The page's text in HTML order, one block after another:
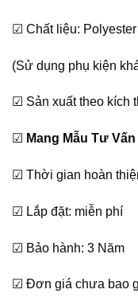
☑ Chất liệu:
(Sử dụng phụ kiện
☑ Sản xuất theo kích
☑ Mang Mẫu Tư
☑ Thời gian hoàn
☑ Lắp đặt: miễn phí
☑ Bảo hành: 3 Năm
☑ Đơn giá chưa bao